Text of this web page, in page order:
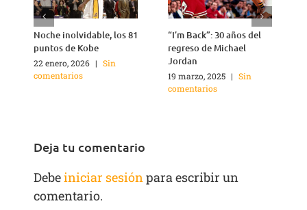
Noche inolvidable, los 81
puntos de Kobe
22 enero, 2026 | Sin
comentarios
“I’m Back”: 30 años del
regreso de Michael
Jordan
19 marzo, 2025 | Sin
comentarios
Deja tu comentario
Debeiniciar sesiónpara escribir un
comentario.